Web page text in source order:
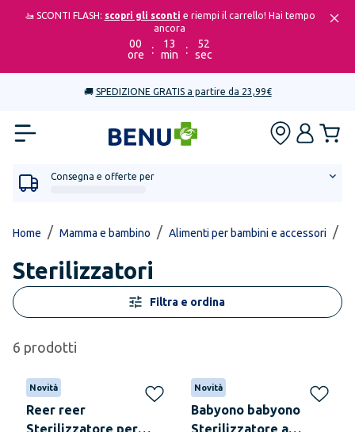
🚤 SCONTI FLASH: scopri gli sconti e riempi il carrello! Hai tempo
ancora
00
ore
:
13
min
:
52
sec
🚚 SPEDIZIONE GRATIS a partire da 23,99€
Consegna e offerte per
Home / Mamma e bambino / Alimenti per bambini e accessori /
Sterilizzatori
Filtra e ordina
6 prodotti
Novità
Reer reer
Sterilizzatore per
Novità
Babyono babyono
Sterilizzatore a